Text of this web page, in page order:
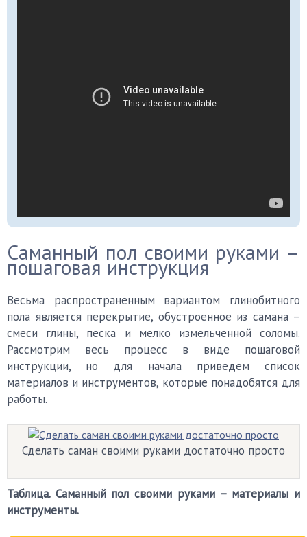
Саманный пол своими руками –
пошаговая инструкция
Весьма распространенным вариантом глинобитного
пола является перекрытие, обустроенное из самана –
смеси глины, песка и мелко измельченной соломы.
Рассмотрим весь процесс в виде пошаговой
инструкции, но для начала приведем список
материалов и инструментов, которые понадобятся для
работы.
Сделать саман своими руками достаточно просто
Таблица. Саманный пол своими руками – материалы и
инструменты.